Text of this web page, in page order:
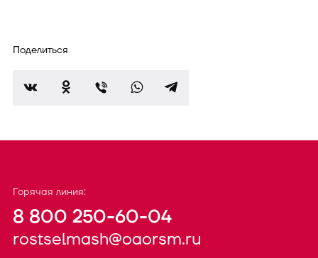
Поделиться
Горячая линия:
8 800 250-60-04
rostselmash@oaorsm.ru